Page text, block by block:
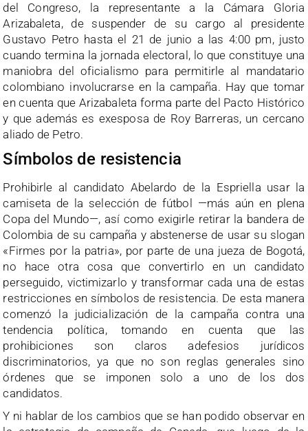
del Congreso, la representante a la Cámara Gloria
Arizabaleta, de suspender de su cargo al presidente
Gustavo Petro hasta el 21 de junio a las 4:00 pm, justo
cuando termina la jornada electoral, lo que constituye una
maniobra del oficialismo para permitirle al mandatario
colombiano involucrarse en la campaña. Hay que tomar
en cuenta que Arizabaleta forma parte del Pacto Histórico
y que además es exesposa de Roy Barreras, un cercano
aliado de Petro.
Símbolos de resistencia
Prohibirle al candidato Abelardo de la Espriella usar la
camiseta de la selección de fútbol —más aún en plena
Copa del Mundo—, así como exigirle retirar la bandera de
Colombia de su campaña y abstenerse de usar su slogan
«Firmes por la patria», por parte de una jueza de Bogotá,
no hace otra cosa que convertirlo en un candidato
perseguido, victimizarlo y transformar cada una de estas
restricciones en símbolos de resistencia. De esta manera
comenzó la judicialización de la campaña contra una
tendencia política, tomando en cuenta que las
prohibiciones son claros adefesios jurídicos
discriminatorios, ya que no son reglas generales sino
órdenes que se imponen solo a uno de los dos
candidatos.
Y ni hablar de los cambios que se han podido observar en